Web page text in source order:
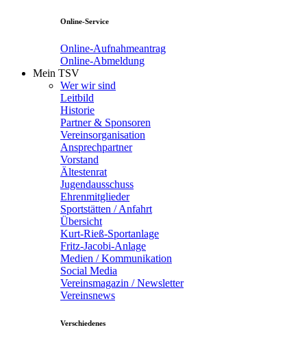
Online-Service
Online-Aufnahmeantrag
Online-Abmeldung
Mein TSV
Wer wir sind
Leitbild
Historie
Partner & Sponsoren
Vereinsorganisation
Ansprechpartner
Vorstand
Ältestenrat
Jugendausschuss
Ehrenmitglieder
Sportstätten / Anfahrt
Übersicht
Kurt-Rieß-Sportanlage
Fritz-Jacobi-Anlage
Medien / Kommunikation
Social Media
Vereinsmagazin / Newsletter
Vereinsnews
Verschiedenes